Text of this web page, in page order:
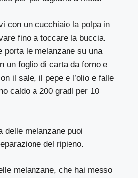
con un cucchiaio la polpa in
fino a toccare la buccia.
porta le melanzane su una
un foglio di carta da forno e
il sale, il pepe e l’olio e falle
caldo a 200 gradi per 10
delle melanzane puoi
del ripieno.
melanzane, che hai messo